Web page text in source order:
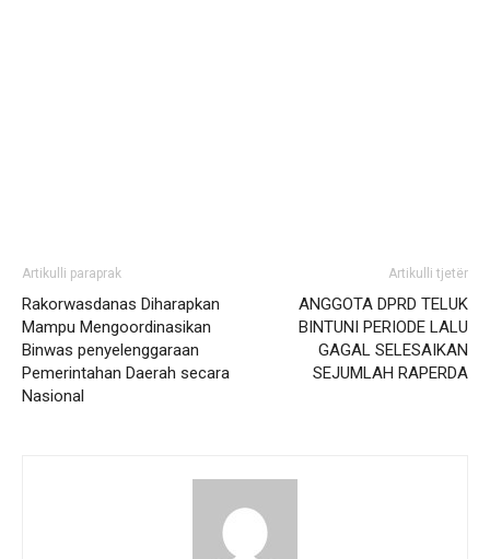
Artikulli paraprak
Rakorwasdanas Diharapkan
Mampu Mengoordinasikan
Binwas penyelenggaraan
Pemerintahan Daerah secara
Nasional
Artikulli tjetër
ANGGOTA DPRD TELUK
BINTUNI PERIODE LALU
GAGAL SELESAIKAN
SEJUMLAH RAPERDA